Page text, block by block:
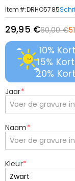
Item#:DRHO5785
29,95 €60,00 €
10%
15%
20%
Jaar*
Naam*
Kleur*